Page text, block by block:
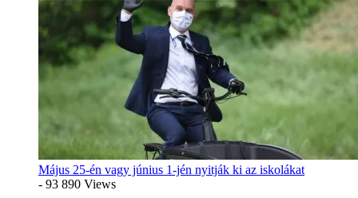
Május 25-én vagy június 1-jén nyitják ki az iskolákat
- 93 890 Views